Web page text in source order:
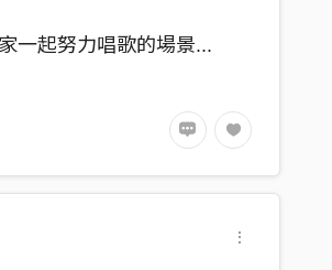
一起努力唱歌的場景...